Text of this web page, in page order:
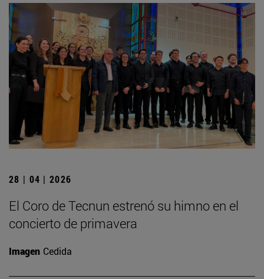
28 | 04 | 2026
El Coro de Tecnun estrenó su himno en el
concierto de primavera
Imagen Cedida